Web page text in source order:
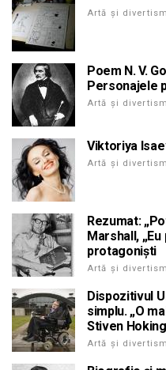
Artă și
Poem N. V.
Personajele
Artă și
Viktoriya
Artă și
Rezumat:
Marshall,
protagoniști
Artă și
Dispozitivul
simplu. „O
Stiven Hoking
Artă și